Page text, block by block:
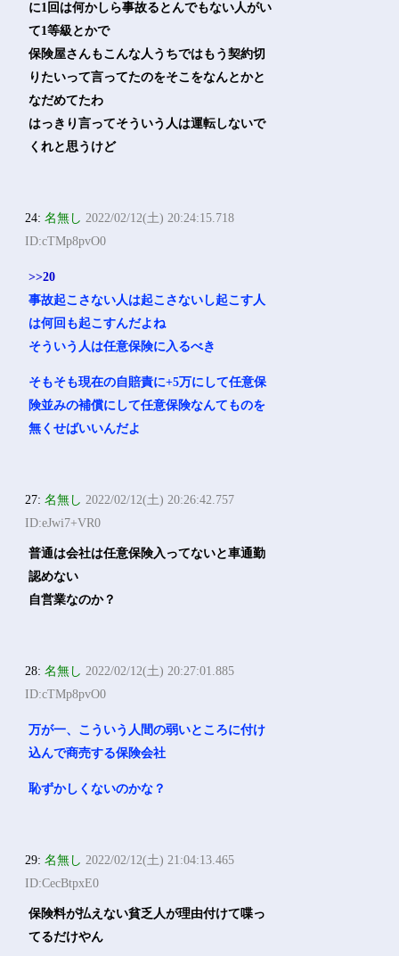
に1回は何かしら事故るとんでもない人がい
て1等級とかで
保険屋さんもこんな人うちではもう契約切
りたいって言ってたのをそこをなんとかと
なだめてたわ
はっきり言ってそういう人は運転しないで
くれと思うけど
24:名無し 2022/02/12(土) 20:24:15.718
ID:cTMp8pvO0
>>20
事故起こさない人は起こさないし起こす人
は何回も起こすんだよね
そういう人は任意保険に入るべき
そもそも現在の自賠責に+5万にして任意保
険並みの補償にして任意保険なんてものを
無くせばいいんだよ
27:名無し 2022/02/12(土) 20:26:42.757
ID:eJwi7+VR0
普通は会社は任意保険入ってないと車通勤
認めない
自営業なのか？
28:名無し 2022/02/12(土) 20:27:01.885
ID:cTMp8pvO0
万が一、こういう人間の弱いところに付け
込んで商売する保険会社
恥ずかしくないのかな？
29:名無し 2022/02/12(土) 21:04:13.465
ID:CecBtpxE0
保険料が払えない貧乏人が理由付けて喋っ
てるだけやん